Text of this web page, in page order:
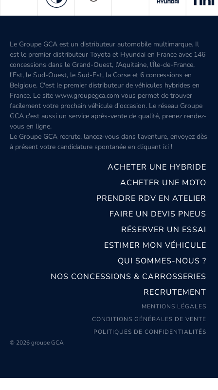
Le Groupe GCA est un distributeur automobile multimarque. Il
est le premier distributeur Toyota et Hyundai en France avec 146
concessions dans le Grand-Ouest, l’Aquitaine, l'Île-de-France,
l'Est, le Sud-Ouest, le Sud-Est, la Corse et 6 concessions en
Belgique. C'est le premier distributeur de véhicules hybrides en
France. Le site www.groupegca.com vous permet de trouver
facilement votre prochain véhicule d'occasion. Le réseau Groupe
GCA c'est aussi un service après-vente de qualité, prenez rendez-
vous en ligne.
Le Groupe GCA recrute, lancez-vous dans l'aventure, envoyez dès
à présent votre candidature spontanée en cliquant ici !
ACHETER UNE HYBRIDE
ACHETER UNE MOTO
PRENDRE RDV EN ATELIER
FAIRE UN DEVIS PNEUS
RÉSERVER UN ESSAI
ESTIMER MON VÉHICULE
QUI SOMMES-NOUS ?
NOS CONCESSIONS & CARROSSERIES
RECRUTEMENT
MENTIONS LÉGALES
CONDITIONS GÉNÉRALES DE VENTE
POLITIQUES DE CONFIDENTIALITÉS
© 2026 groupe GCA